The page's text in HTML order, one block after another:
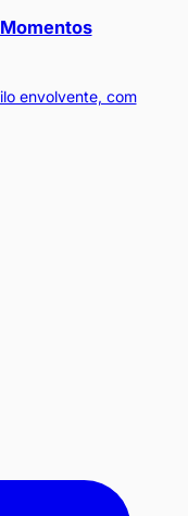
envolvente, com